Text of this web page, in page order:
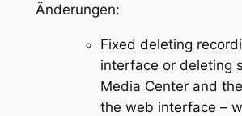
Änderungen:
Fixed deleting
interface or deleting
Media Center and
the web interface –